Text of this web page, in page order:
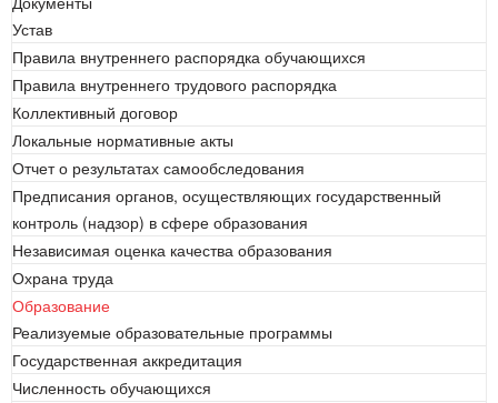
Устав
Правила внутреннего распорядка обучающихся
Правила внутреннего трудового распорядка
Коллективный договор
Локальные нормативные акты
Отчет о результатах самообследования
Предписания органов, осуществляющих государственный
контроль (надзор) в сфере образования
Независимая оценка качества образования
Охрана труда
Образование
Реализуемые образовательные программы
Государственная аккредитация
Численность обучающихся